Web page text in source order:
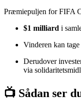
Præmiepuljen for FIFA
$1 milliard i
Vinderen kan
Derudover
via
📺 Sådan ser